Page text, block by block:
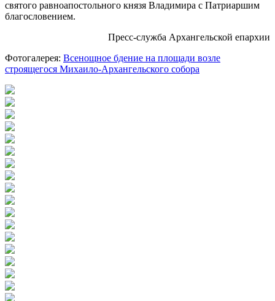
святого равноапостольного князя Владимира с Патриаршим
благословением.
Пресс-служба Архангельской епархии
Фотогалерея: Всенощное бдение на площади возле
строящегося Михаило-Архангельского собора